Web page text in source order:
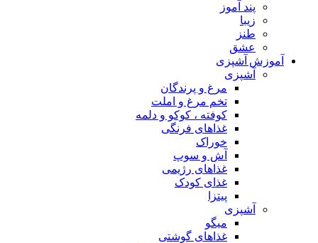
پند آموز
زیبا
طنز
عشق
آموزش آشپزی
آشپزی
مرغ و پرندگان
تخم مرغ و املت
کوفته ، کوکو و دلمه
غذاهای فرنگی
خوراک
آش و سوپ
غذاهای رژیمی
غذای کودک
پیتزا
آشپزی
میگو
غذاهای گوشتی